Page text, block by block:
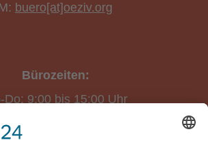
buero[at]oeziv.org
Bürozeiten:
Do: 9:00 bis 15:00 Uhr
9:00 bis 14:00 Uhr